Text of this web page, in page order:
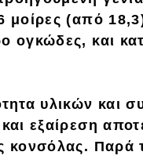
μοίρες (από
ογκώδες, και
υλικών και
εξαίρεση
κονσόλας. Παρά